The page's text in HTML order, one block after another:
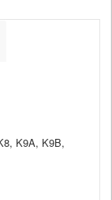
K9A, K9B,